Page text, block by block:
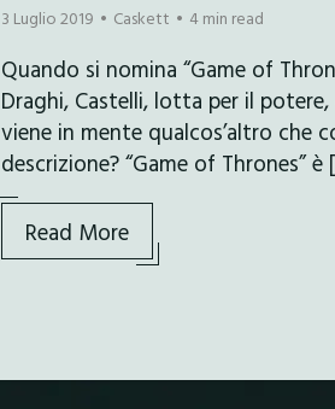
3 Luglio 2019 Caskett 4 min read
Quando si nomina “Game of
Draghi, Castelli, lotta per il
viene in mente qualcos’altro che
descrizione? “Game of Thrones”
Read More